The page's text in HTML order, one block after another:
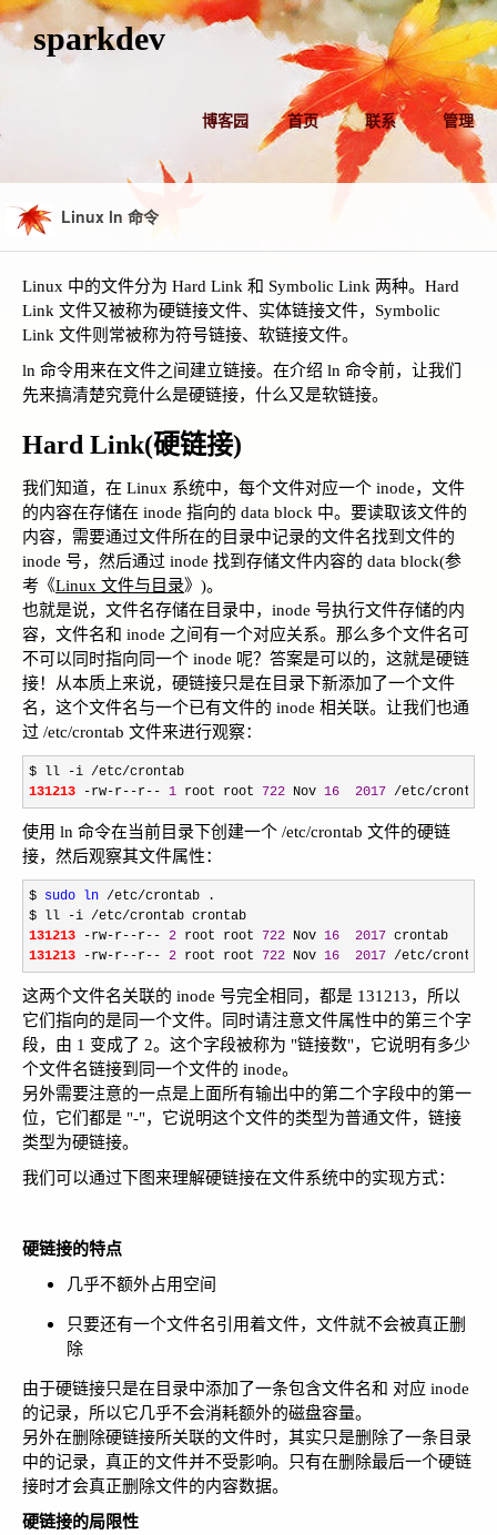
sparkdev
博客园 首页 联系 管理
Linux ln 命令
Linux 中的文件分为 Hard Link 和 Symbolic Link 两种。Hard
Link 文件又被称为硬链接文件、实体链接文件，Symbolic
Link 文件则常被称为符号链接、软链接文件。
ln 命令用来在文件之间建立链接。在介绍 ln 命令前，让我们
先来搞清楚究竟什么是硬链接，什么又是软链接。
Hard Link(硬链接)
我们知道，在 Linux 系统中，每个文件对应一个 inode，文件
的内容在存储在 inode 指向的 data block 中。要读取该文件的
内容，需要通过文件所在的目录中记录的文件名找到文件的
inode 号，然后通过 inode 找到存储文件内容的 data block(参
考《Linux 文件与目录》)。
也就是说，文件名存储在目录中，inode 号执行文件存储的内
容，文件名和 inode 之间有一个对应关系。那么多个文件名可
不可以同时指向同一个 inode 呢？答案是可以的，这就是硬链
接！从本质上来说，硬链接只是在目录下新添加了一个文件
名，这个文件名与一个已有文件的 inode 相关联。让我们也通
过 /etc/crontab 文件来进行观察：
$ ll -i /etc/
131213
-rw-r--r-- 1 root root 722 Nov 16 2017 /etc/crontab
使用 ln 命令在当前目录下创建一个 /etc/crontab 文件的硬链
接，然后观察其文件属性：
$ sudo ln /etc/crontab .
$ ll
-i /etc/
131213
-rw-r--r-- 2 root root 722 Nov 16 2017
131213
-rw-r--r-- 2 root root 722 Nov 16 2017 /etc/crontab
这两个文件名关联的 inode 号完全相同，都是 131213，所以
它们指向的是同一个文件。同时请注意文件属性中的第三个字
段，由 1 变成了 2。这个字段被称为 "链接数"，它说明有多少
个文件名链接到同一个文件的 inode。
另外需要注意的一点是上面所有输出中的第二个字段中的第一
位，它们都是 "-"，它说明这个文件的类型为普通文件，链接
类型为硬链接。
我们可以通过下图来理解硬链接在文件系统中的实现方式：
硬链接的特点
几乎不额外占用空间
只要还有一个文件名引用着文件，文件就不会被真正删
除
由于硬链接只是在目录中添加了一条包含文件名和 对应 inode
的记录，所以它几乎不会消耗额外的磁盘容量。
另外在删除硬链接所关联的文件时，其实只是删除了一条目录
中的记录，真正的文件并不受影响。只有在删除最后一个硬链
接时才会真正删除文件的内容数据。
硬链接的局限性